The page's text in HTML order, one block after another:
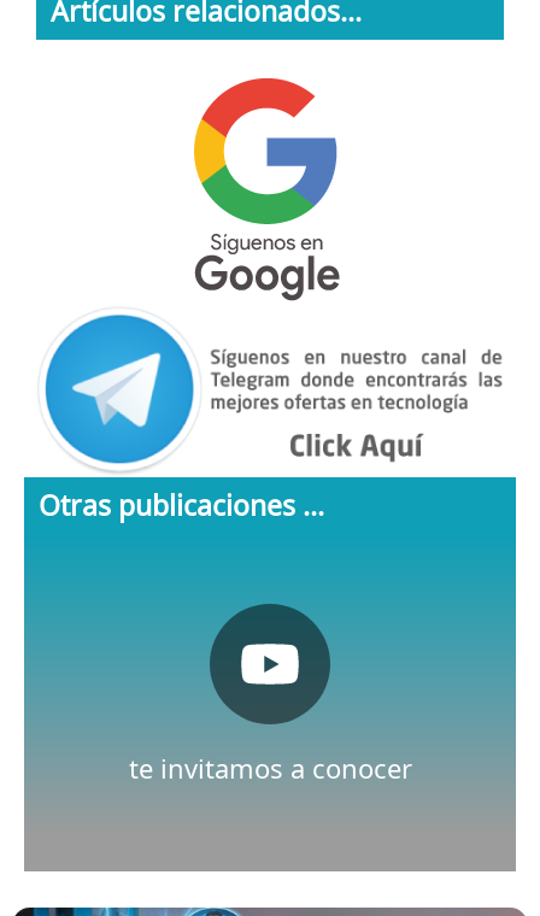
Artículos relacionados...
Otras publicaciones ...
te invitamos a conocer
Nuestro canal de Youtube
Pulsa aquí